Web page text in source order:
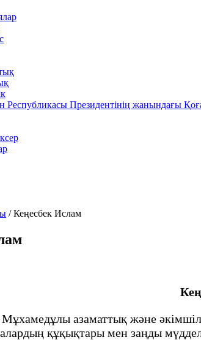
Республикасы Президентінің жанындағы
/Кеңесбек Ислам
азаматтық және
құқықтары мен заңды